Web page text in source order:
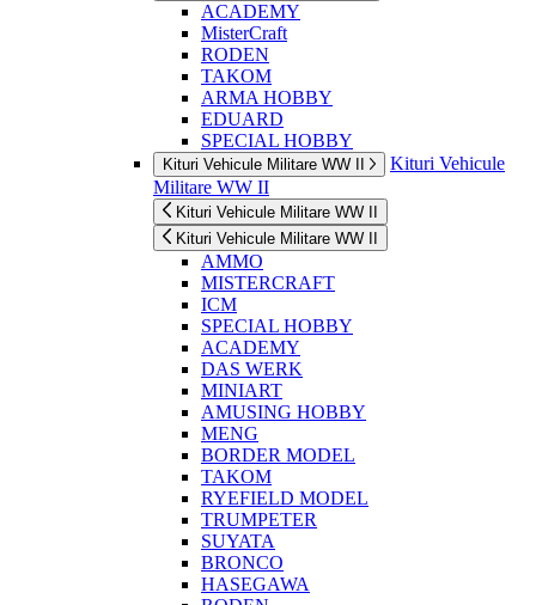
ACADEMY
MisterCraft
RODEN
TAKOM
ARMA HOBBY
EDUARD
SPECIAL HOBBY
Kituri Vehicule Militare WW II
Kituri Vehicule
Militare WW II
Kituri Vehicule Militare WW II
Kituri Vehicule Militare WW II
AMMO
MISTERCRAFT
ICM
SPECIAL HOBBY
ACADEMY
DAS WERK
MINIART
AMUSING HOBBY
MENG
BORDER MODEL
TAKOM
RYEFIELD MODEL
TRUMPETER
SUYATA
BRONCO
HASEGAWA